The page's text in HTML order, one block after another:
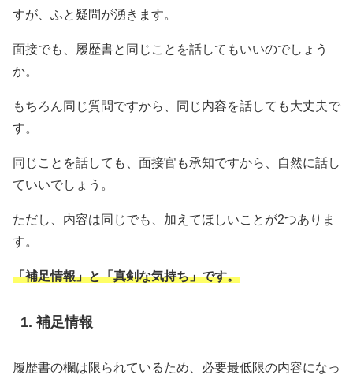
すが、ふと疑問が湧きます。
面接でも、履歴書と同じことを話してもいいのでしょう
か。
もちろん同じ質問ですから、同じ内容を話しても大丈夫で
す。
同じことを話しても、面接官も承知ですから、自然に話し
ていいでしょう。
ただし、内容は同じでも、加えてほしいことが2つありま
す。
「補足情報」と「真剣な気持ち」です。
補足情報
履歴書の欄は限られているため、必要最低限の内容になっ